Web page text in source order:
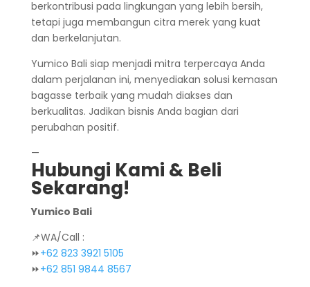
berkontribusi pada lingkungan yang lebih bersih,
tetapi juga membangun citra merek yang kuat
dan berkelanjutan.
Yumico Bali siap menjadi mitra terpercaya Anda
dalam perjalanan ini, menyediakan solusi kemasan
bagasse terbaik yang mudah diakses dan
berkualitas. Jadikan bisnis Anda bagian dari
perubahan positif.
—
Hubungi Kami & Beli
Sekarang!
Yumico Bali
📌WA/Call :
⏩+62 823 3921 5105
⏩+62 851 9844 8567